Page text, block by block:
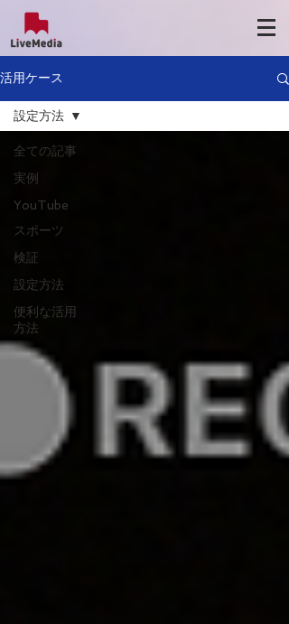
活用ケース
全ての記事
実例
YouTube
スポーツ
検証
設定方法
便利な活用
方法
設定方法